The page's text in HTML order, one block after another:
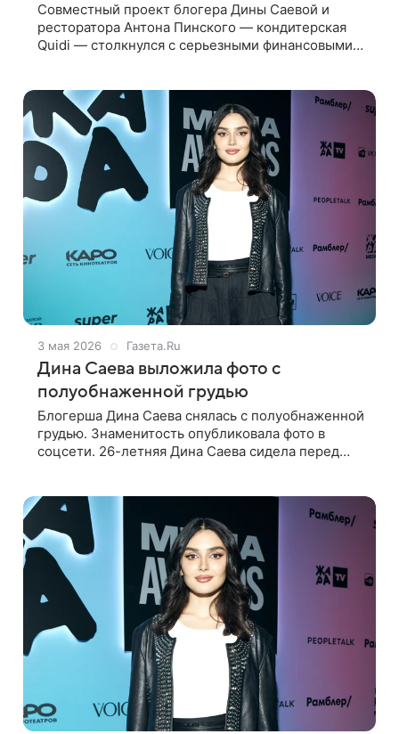
Совместный проект блогера Дины Саевой и
ресторатора Антона Пинского — кондитерская
Quidi — столкнулся с серьезными финансовыми
3 мая 2026 Газета.Ru
Дина Саева выложила фото с
полуобнаженной грудью
Блогерша Дина Саева снялась с полуобнаженной
грудью. Знаменитость опубликовала фото в
соцсети. 26-летняя Дина Саева сидела перед